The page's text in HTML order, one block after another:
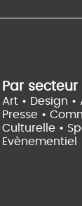
Par
Art • Design
Presse •
Culturelle •
Evènementiel